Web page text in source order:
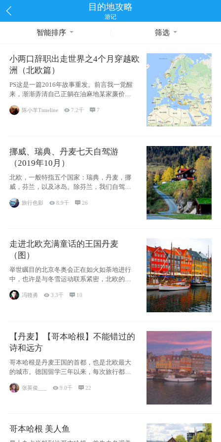
目的地攻略
游记
智能排序 筛选
小两口辞职出走世界之4个月穿越欧
洲（北欧篇）
PS这是一篇2016年故事重发。前言我一觉醒
来，渐渐弄清自己正躺在油麻地某家廉价宾
馆
陈小羊Timeline 7.2千 7
挪威、瑞典、丹麦七天自驾游
（2019年10月）
北欧，一般特指五个国家：瑞典，丹麦，挪
威，芬兰，以及冰岛。除芬兰，我们自驾游
旅行色影 8.9千 26
走进北欧充满童话的王国丹麦
（图）
举世瞩目的北京冬奥会正在如火如荼地进行
中，也许是与冬雪运动联系紧密，北欧的一
些国家因
冯赣勇 3.3千  10
【丹麦】【哥本哈根】不能错过的
诗和远方
哥本哈根是丹麦王国的首都，也是北欧最大
的城市。德国留学三年以来，每次旅行都是
张英俊___ 9.0千 22
哥本哈根 美人鱼